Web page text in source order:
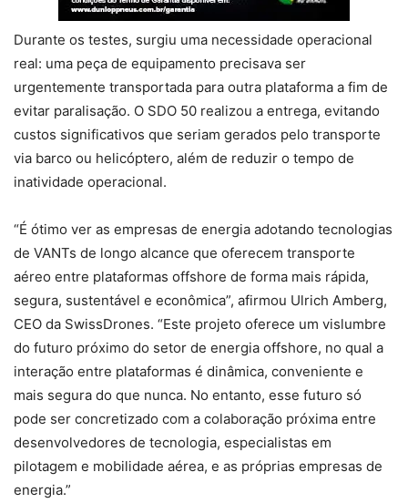
Durante os testes, surgiu uma necessidade operacional
real: uma peça de equipamento precisava ser
urgentemente transportada para outra plataforma a fim de
evitar paralisação. O SDO 50 realizou a entrega, evitando
custos significativos que seriam gerados pelo transporte
via barco ou helicóptero, além de reduzir o tempo de
inatividade operacional.
“É ótimo ver as empresas de energia adotando tecnologias
de VANTs de longo alcance que oferecem transporte
aéreo entre plataformas offshore de forma mais rápida,
segura, sustentável e econômica”, afirmou Ulrich Amberg,
CEO da SwissDrones. “Este projeto oferece um vislumbre
do futuro próximo do setor de energia offshore, no qual a
interação entre plataformas é dinâmica, conveniente e
mais segura do que nunca. No entanto, esse futuro só
pode ser concretizado com a colaboração próxima entre
desenvolvedores de tecnologia, especialistas em
pilotagem e mobilidade aérea, e as próprias empresas de
energia.”